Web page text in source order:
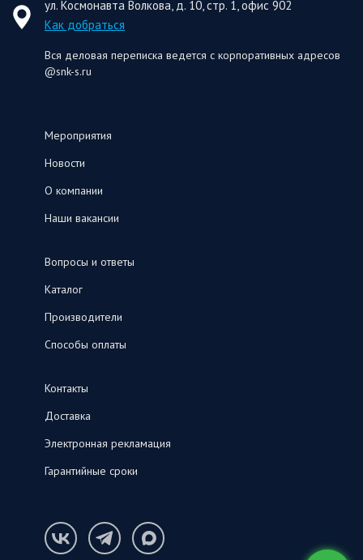
ул. Космонавта Волкова, д. 10, стр. 1, офис 902
Как добраться
Вся деловая переписка ведется с корпоративных адресов
@snk-s.ru
Мероприятия
Новости
О компании
Наши вакансии
Вопросы и ответы
Каталог
Производители
Способы оплаты
Контакты
Доставка
Электронная рекламация
Гарантийные сроки